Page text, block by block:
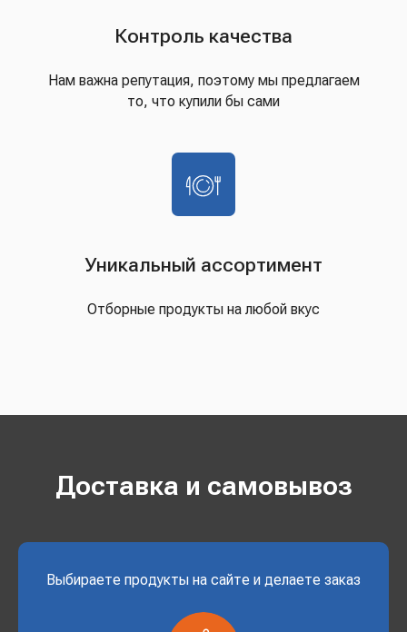
Контроль качества
Нам важна репутация, поэтому мы предлагаем
то, что купили бы сами
Уникальный ассортимент
Отборные продукты на любой вкус
Доставка и самовывоз
Выбираете продукты на сайте и делаете заказ